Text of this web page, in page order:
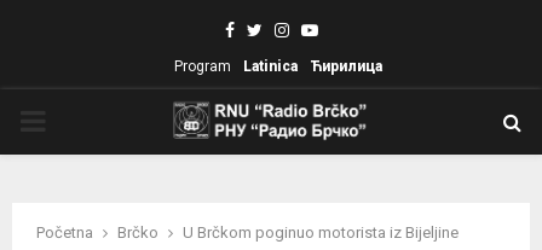
Facebook
TwitterInstagram
Youtube
Program Latinica Ћирилица
Početna Brčko U Brčkom poginuo motorista iz Bijeljine